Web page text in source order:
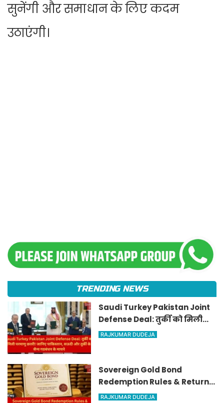
सुनेंगी और समाधान के लिए कदम
उठाएंगी।
TRENDING NEWS
Saudi Turkey Pakistan Joint
Defense Deal: तुर्की को मिली
परमाणु छतरी! जानिए पाकिस्तान,
RAJKUMAR DUDEJA
Sovereign Gold Bond
Redemption Rules & Returns:
सॉवरिन गोल्ड बॉन्ड से समय से
RAJKUMAR DUDEJA